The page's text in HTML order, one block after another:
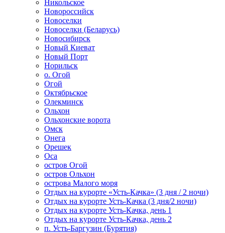
Никольское
Новороссийск
Новоселки
Новоселки (Беларусь)
Новосибирск
Новый Киеват
Новый Порт
Норильск
о. Огой
Огой
Октябрьское
Олекминск
Ольхон
Ольхонские ворота
Омск
Онега
Орешек
Оса
остров Огой
остров Ольхон
острова Малого моря
Отдых на курорте «Усть-Качка» (3 дня / 2 ночи)
Отдых на курорте Усть-Качка (3 дня/2 ночи)
Отдых на курорте Усть-Качка, день 1
Отдых на курорте Усть-Качка, день 2
п. Усть-Баргузин (Бурятия)